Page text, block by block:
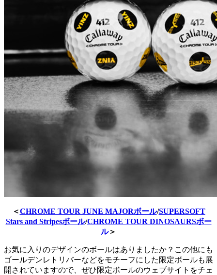
＜CHROME TOUR JUNE MAJORボール/SUPERSOFT
Stars and Stripesボール/CHROME TOUR DINOSAURSボー
ル＞
お気に入りのデザインのボールはありましたか？この他にも
ゴールデンレトリバーなどをモチーフにした限定ボールも展
開されていますので、ぜひ限定ボールのウェブサイトをチェ